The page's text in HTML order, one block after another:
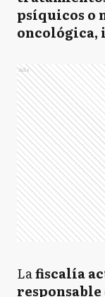
psíquicos o
oncológica,
Ads
Lafiscalía